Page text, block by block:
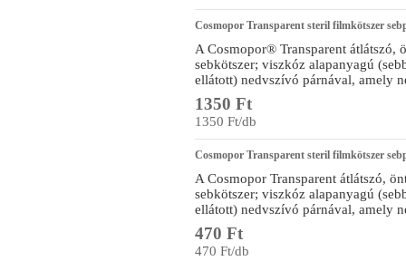
Cosmopor Transparent steril filmkötszer
A Cosmopor® Transparent átlátszó,
sebkötszer; viszkóz alapanyagú
ellátott) nedvszívó párnával, amely
1350 Ft
1350 Ft/db
Cosmopor Transparent steril filmkötszer
A Cosmopor Transparent átlátszó,
sebkötszer; viszkóz alapanyagú
ellátott) nedvszívó párnával, amely
470 Ft
470 Ft/db